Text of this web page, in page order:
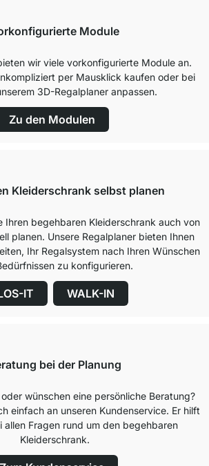
Module
wir viele vorkonfigurierte Module an.
per Mausklick kaufen oder bei
3D-Regalplaner anpassen.
Zu den Modulen
Kleiderschrank selbst planen
Ihren begehbaren Kleiderschrank auch von
planen. Unsere Regalplaner bieten Ihnen
Ihr Regalsystem nach Ihren Wünschen
zu konfigurieren.
IT WALK-IN
bei der Planung
wünschen eine persönliche Beratung?
einfach an unseren Kundenservice. Er hilft
allen Fragen rund um den begehbaren
Kleiderschrank.